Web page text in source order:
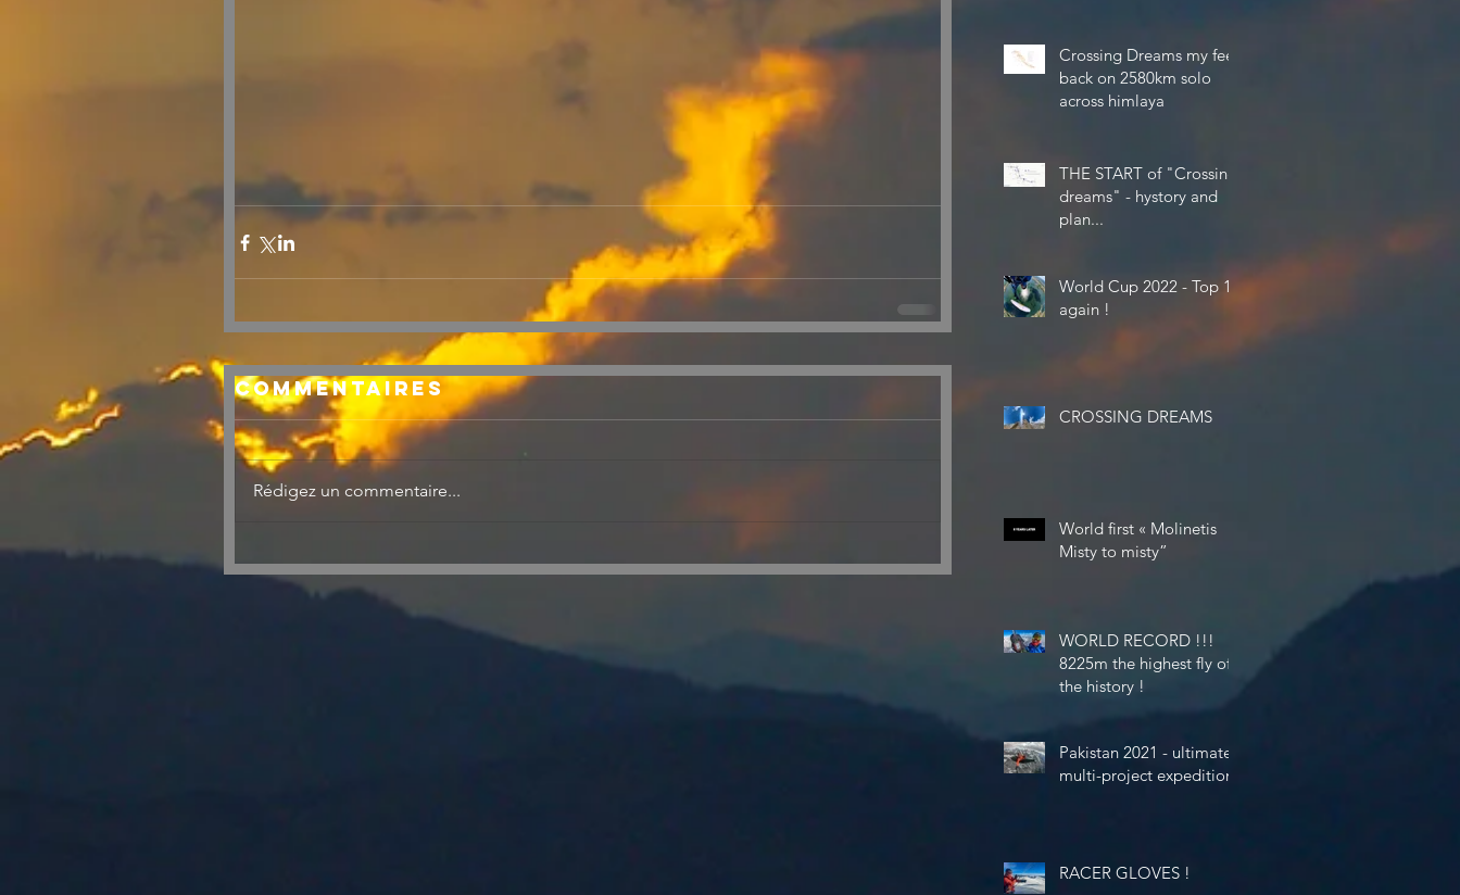
Commentaires
Rédigez un commentaire...
Crossing Dreams my feel
back on 2580km solo
across himlaya
THE START of "Crossing
dreams" - hystory and
plan...
World Cup 2022 - Top 10
again !
CROSSING DREAMS
World first « Molinetis
Misty to misty”
WORLD RECORD !!!
8225m the highest fly of
the history !
Pakistan 2021 - ultimate
multi-project expedition
RACER GLOVES !